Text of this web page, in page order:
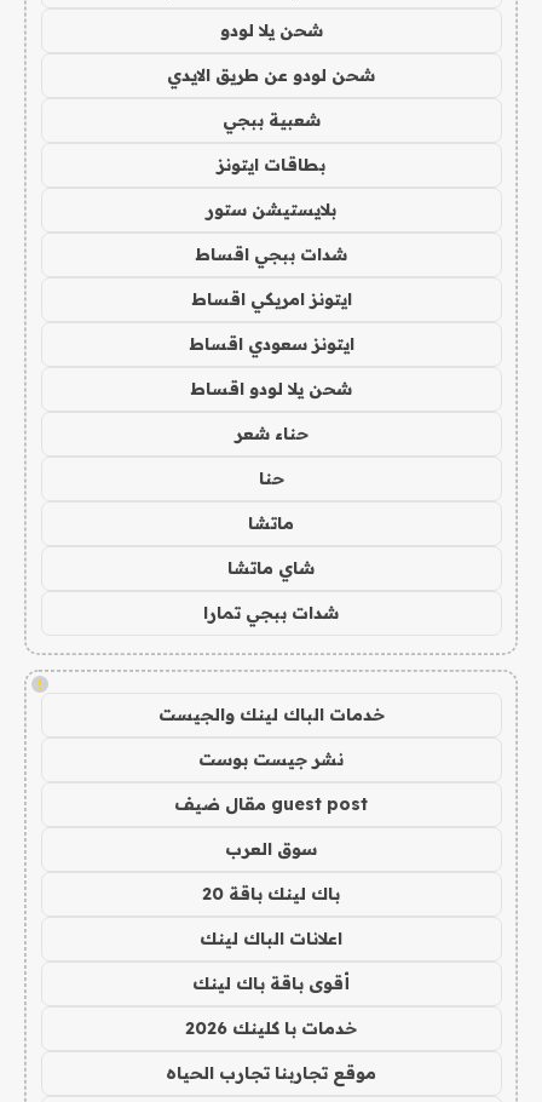
شحن يلا لودو
شحن لودو عن طريق الايدي
شعبية ببجي
بطاقات ايتونز
بلايستيشن ستور
شدات ببجي اقساط
ايتونز امريكي اقساط
ايتونز سعودي اقساط
شحن يلا لودو اقساط
حناء شعر
حنا
ماتشا
شاي ماتشا
شدات ببجي تمارا
!
خدمات الباك لينك والجيست
نشر جيست بوست
guest post مقال ضيف
سوق العرب
باك لينك باقة 20
اعلانات الباك لينك
أقوى باقة باك لينك
خدمات با كلينك 2026
موقع تجاربنا تجارب الحياه